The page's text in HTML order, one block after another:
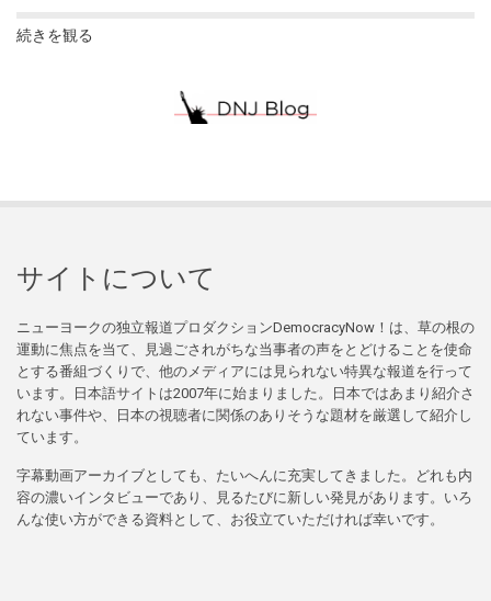
続きを観る
サイトについて
ニューヨークの独立報道プロダクションDemocracyNow！は、草の根の
運動に焦点を当て、見過ごされがちな当事者の声をとどけることを使命
とする番組づくりで、他のメディアには見られない特異な報道を行って
います。日本語サイトは2007年に始まりました。日本ではあまり紹介さ
れない事件や、日本の視聴者に関係のありそうな題材を厳選して紹介し
ています。
字幕動画アーカイブとしても、たいへんに充実してきました。どれも内
容の濃いインタビューであり、見るたびに新しい発見があります。いろ
んな使い方ができる資料として、お役立ていただければ幸いです。